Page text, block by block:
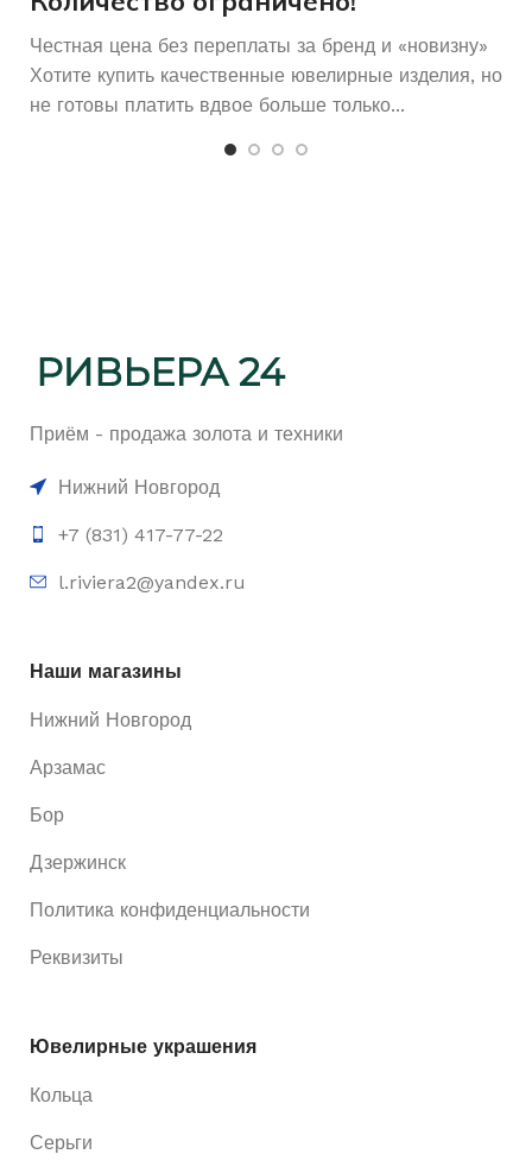
Честная цена без переплаты за бренд и «новизну»
Хотите купить качественные ювелирные изделия, но
не готовы платить вдвое больше только...
Приём - продажа золота и техники
Нижний Новгород
+7 (831) 417-77-22
l.riviera2@yandex.ru
Наши магазины
Нижний Новгород
Арзамас
Бор
Дзержинск
Политика конфиденциальности
Реквизиты
Ювелирные украшения
Кольца
Серьги